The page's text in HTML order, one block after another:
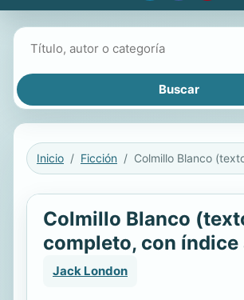
Inicio Ficción
Colmillo Blanco
completo, con
Jack London